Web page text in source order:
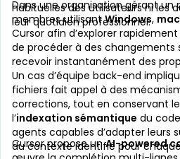
habituelles des utilisateurs ni les
leur quotidien professionnel.
Dans une organisation gérant un
membres utilisantWindows,
Cursor afin d’explorer
de procéder à des changements
recevoir instantanément des
Un cas d’équipe back-end
fichiers fait appel à des
corrections, tout en conservant
l’indexation sémantique du
agents capables d’adapter leurs
du contexte identifié pour
Cursor propose unAI-powered